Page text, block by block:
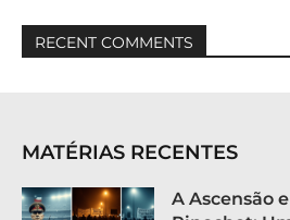
RECENT COMMENTS
MATÉRIAS RECENTES
A Ascensão